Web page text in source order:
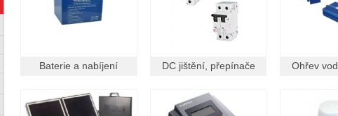
Baterie a nabíjení DC jištění, přepínače Ohřev